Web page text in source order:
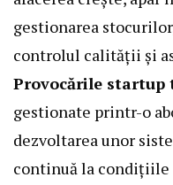
gestionarea
controlul calității și
Provocările startup
gestionate printr-o
dezvoltarea unor
continuă la condițiile